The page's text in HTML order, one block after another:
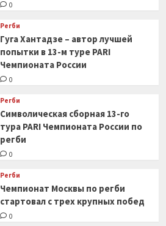
0
Регби
Гуга Хантадзе – автор лучшей
попытки в 13-м туре PARI
Чемпионата России
0
Регби
Символическая сборная 13-го
тура PARI Чемпионата России по
регби
0
Регби
Чемпионат Москвы по регби
стартовал с трех крупных побед
0